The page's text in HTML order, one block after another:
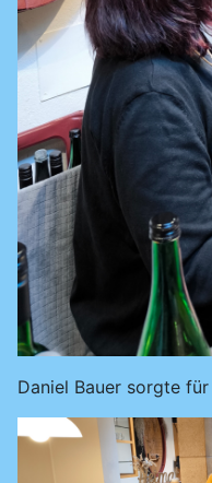
Daniel Bauer sorgte